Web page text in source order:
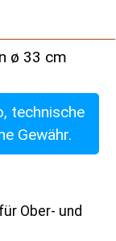
ø 33 cm
technische
Gewähr.
Ober- und